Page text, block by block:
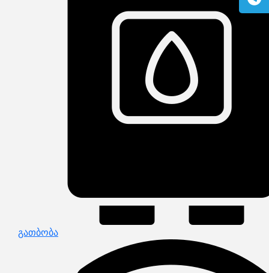
გათბობის სისტემის მაკომპლექტებლები
ავარიული ციმციმები ხმოვანი ზარები
დენისა და ძაბვის მექანიზმები
სადენის არხები და აქსესუარები
ელექტრო სადენის დოლურა
ელექტრო საკომუნიკაციო სადენები
მწერების საკლავი და სათადარიგო ნათურები
სადენის საკონტაქტო ელემენტი ჯგუფი
ტუმბოები და აქსესუარები
ელექტრო კარადები
ძაბვის რეგულატორი და სათადარიგო ნაწილები
ელექტრო სამონტაჟო ხელსაწყოები
საკანალიზაციო მილები და ფიტინგები
გათბობა